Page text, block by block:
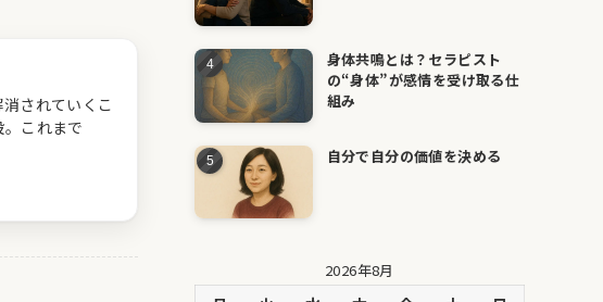
されていくこ
これまで
身体共鳴とは？セラピスト
の“身体”が感情を受け取る仕
組み
自分で自分の価値を決める
2026年8月